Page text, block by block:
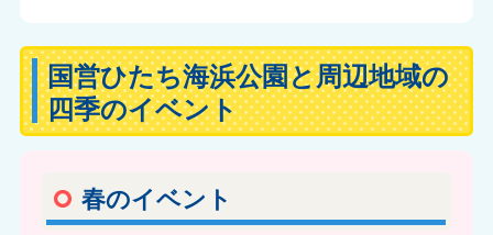
国営ひたち海浜公園と周辺地域の
四季のイベント
春のイベント